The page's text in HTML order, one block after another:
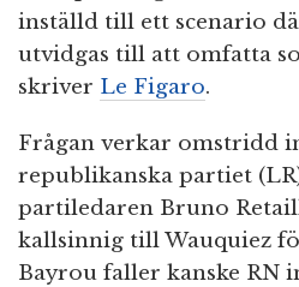
inställd till ett scenario
utvidgas till att omfatta
skriver Le Figaro.
Frågan verkar omstridd
republikanska partiet
partiledaren Bruno
kallsinnig till Wauquiez
Bayrou faller kanske RN